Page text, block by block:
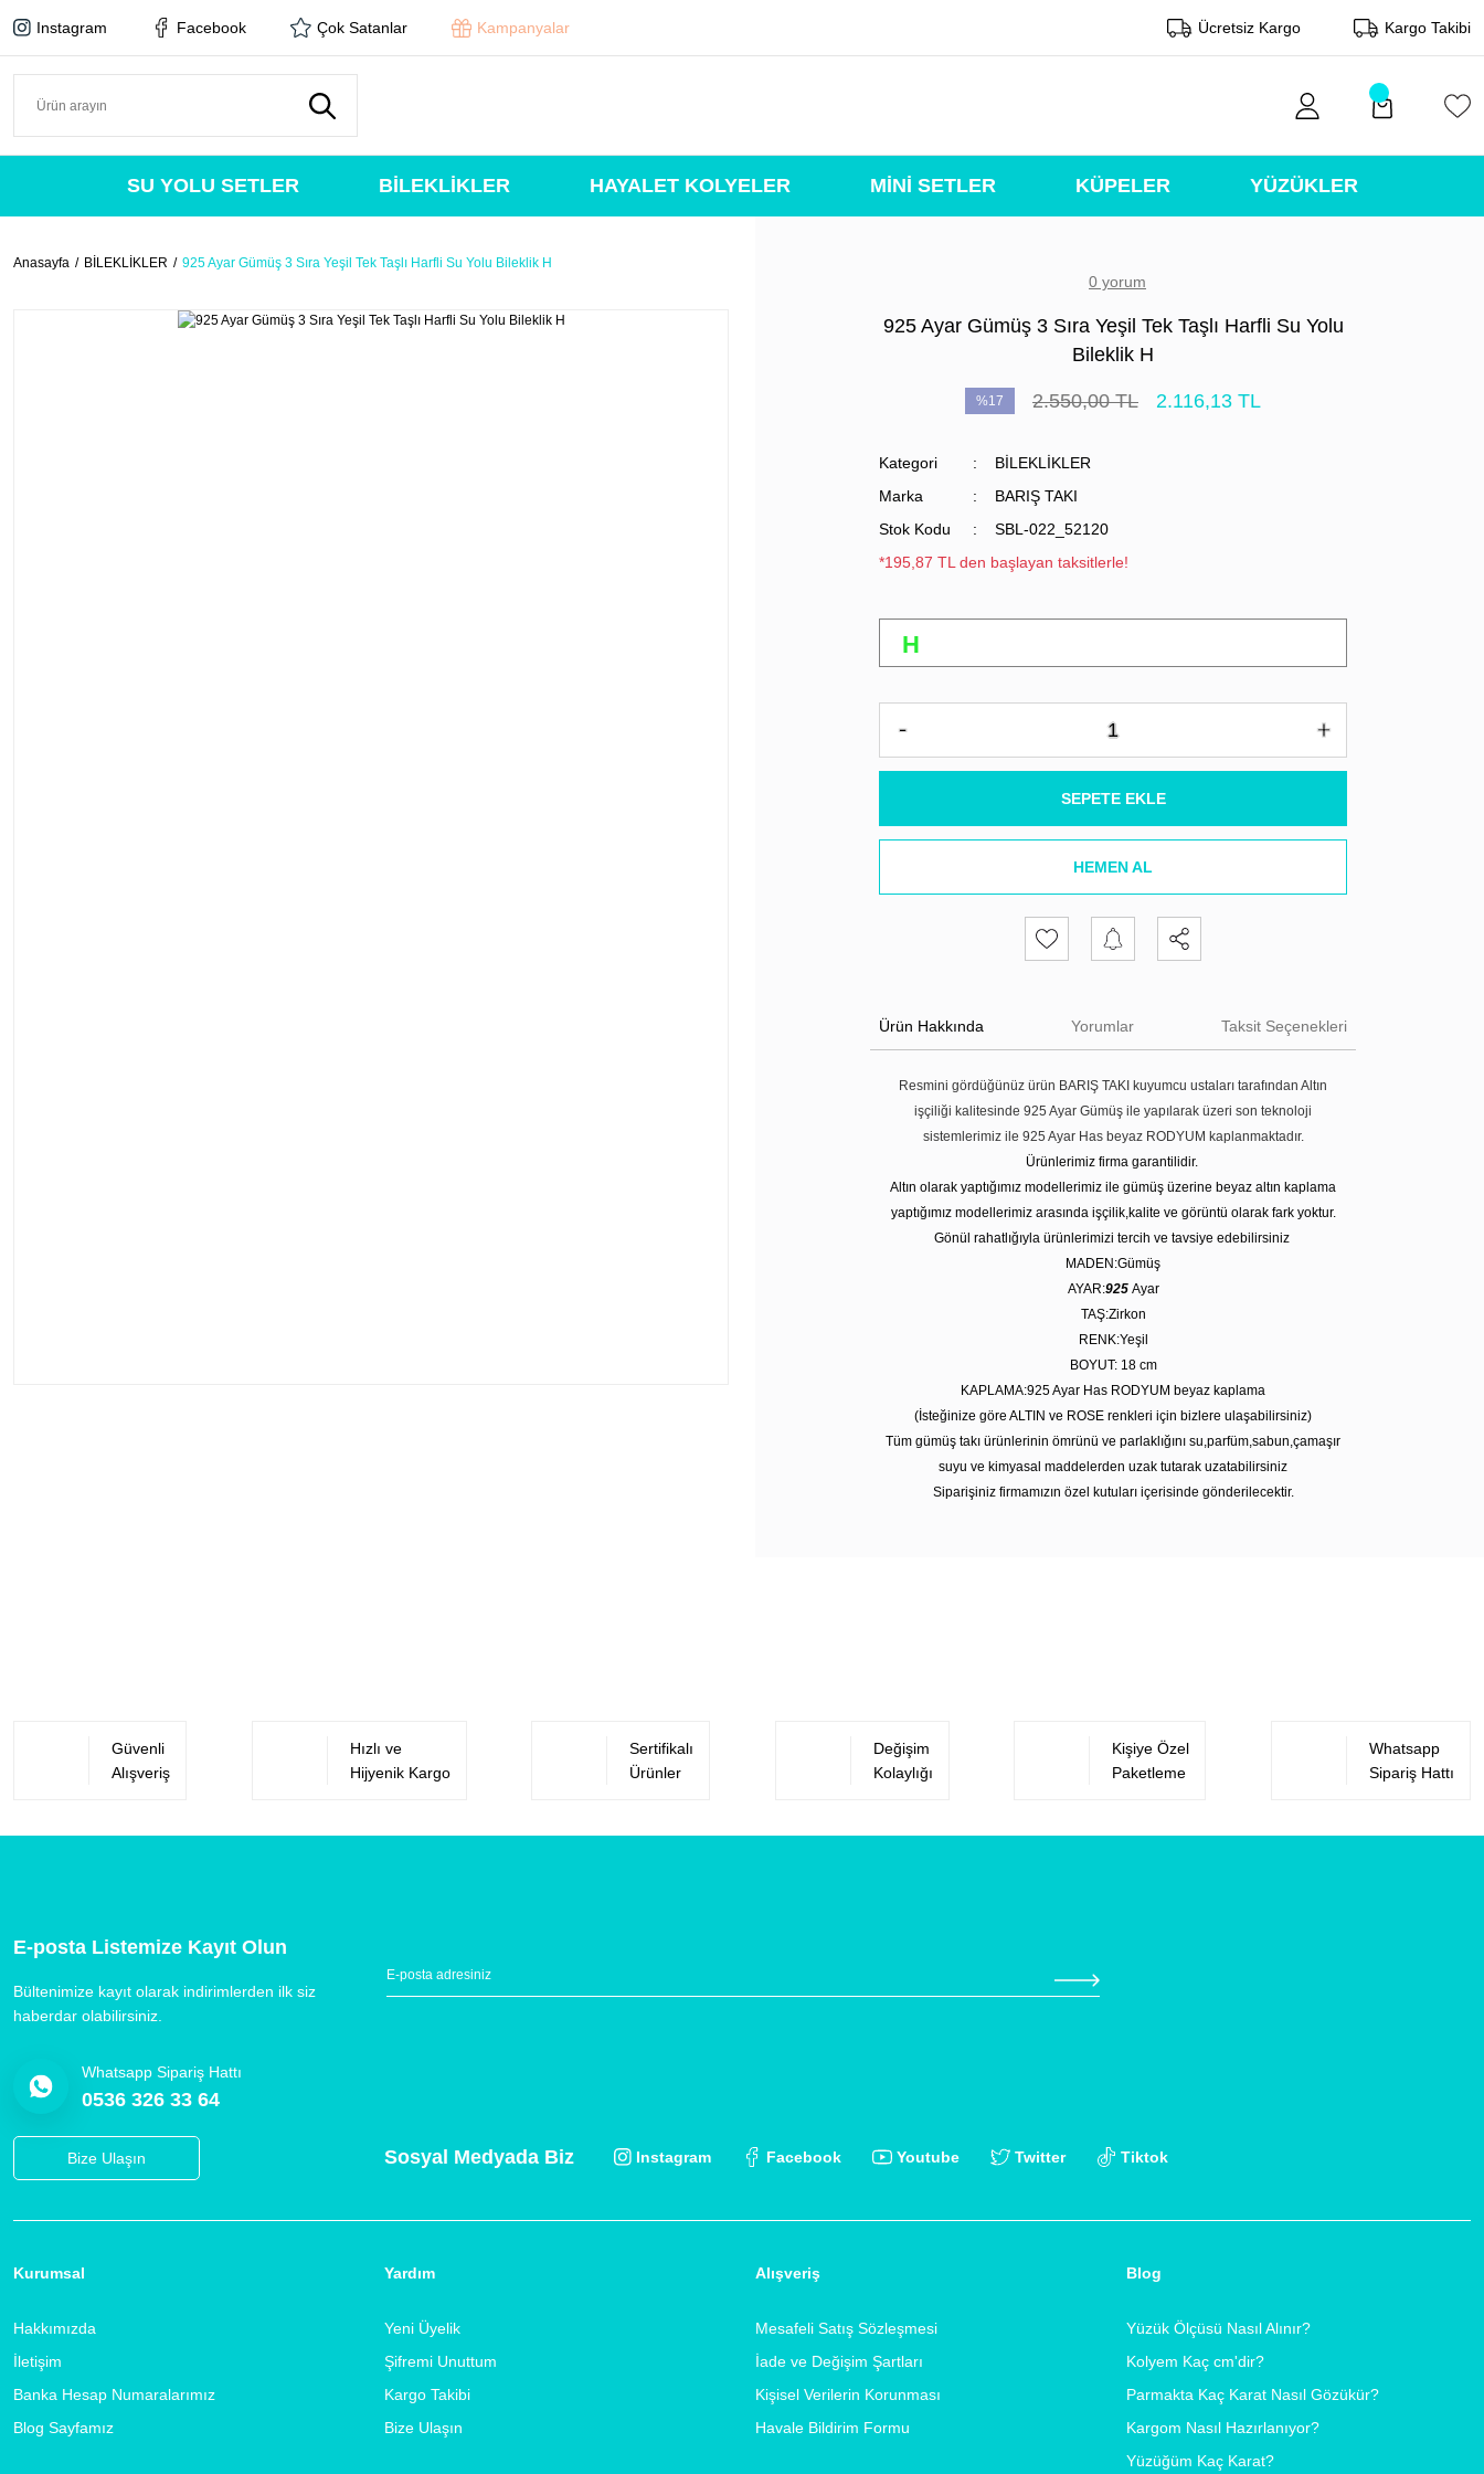
Instagram Facebook Çok Satanlar Kampanyalar Ücretsiz Kargo Kargo Takibi
SU YOLU SETLER BİLEKLİKLER HAYALET KOLYELER MİNİ SETLER KÜPELER YÜZÜKLER
Anasayfa BİLEKLİKLER 925 Ayar Gümüş 3 Sıra Yeşil Tek Taşlı Harfli Su Yolu Bileklik H
0 yorum
925 Ayar Gümüş 3 Sıra Yeşil Tek Taşlı Harfli Su Yolu
Bileklik H
%17 2.550,00 TL 2.116,13 TL
Kategori
BİLEKLİKLER
Marka
BARIŞ TAKI
Stok Kodu
SBL-022_52120
*195,87 TL den başlayan taksitlerle!
SEPETE EKLE
HEMEN AL
Ürün Hakkında Yorumlar Taksit Seçenekleri
Resmini gördüğünüz ürün BARIŞ TAKI kuyumcu ustaları tarafından Altın
işçiliği kalitesinde 925 Ayar Gümüş ile yapılarak üzeri son teknoloji
sistemlerimiz ile 925 Ayar Has beyaz RODYUM kaplanmaktadır.
Ürünlerimiz firma garantilidir.
Altın olarak yaptığımız modellerimiz ile gümüş üzerine beyaz altın kaplama
yaptığımız modellerimiz arasında işçilik,kalite ve görüntü olarak fark yoktur.
Gönül rahatlığıyla ürünlerimizi tercih ve tavsiye edebilirsiniz
MADEN:Gümüş
AYAR:925 Ayar
TAŞ:Zirkon
RENK:Yeşil
BOYUT: 18 cm
KAPLAMA:925 Ayar Has RODYUM beyaz kaplama
(İsteğinize göre ALTIN ve ROSE renkleri için bizlere ulaşabilirsiniz)
Tüm gümüş takı ürünlerinin ömrünü ve parlaklığını su,parfüm,sabun,çamaşır
suyu ve kimyasal maddelerden uzak tutarak uzatabilirsiniz
Siparişiniz firmamızın özel kutuları içerisinde gönderilecektir.
Güvenli
Alışveriş
Hızlı ve
Hijyenik Kargo
Sertifikalı
Ürünler
Değişim
Kolaylığı
Kişiye Özel
Paketleme
Whatsapp
Sipariş Hattı
E-posta Listemize Kayıt Olun
Bültenimize kayıt olarak indirimlerden ilk siz
haberdar olabilirsiniz.
Whatsapp Sipariş Hattı
0536 326 33 64
Bize Ulaşın Sosyal Medyada Biz Instagram Facebook Youtube Twitter Tiktok
Kurumsal
Hakkımızda
İletişim
Banka Hesap Numaralarımız
Blog Sayfamız
Yardım
Yeni Üyelik
Şifremi Unuttum
Kargo Takibi
Bize Ulaşın
Alışveriş
Mesafeli Satış Sözleşmesi
İade ve Değişim Şartları
Kişisel Verilerin Korunması
Havale Bildirim Formu
Blog
Yüzük Ölçüsü Nasıl Alınır?
Kolyem Kaç cm'dir?
Parmakta Kaç Karat Nasıl Gözükür?
Kargom Nasıl Hazırlanıyor?
Yüzüğüm Kaç Karat?